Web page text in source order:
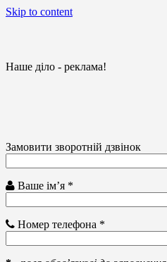
Skip to content
Наше діло - реклама!
Замовити зворотній дзвінок
Ваше ім’я *
Номер телефона *